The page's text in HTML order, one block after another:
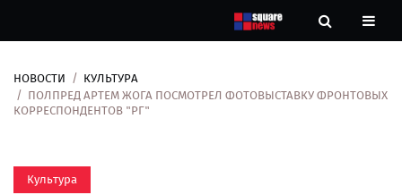
Новости
Контакты
НОВОСТИ
КУЛЬТУРА
ПОЛПРЕД АРТЕМ ЖОГА ПОСМОТРЕЛ ФОТОВЫСТАВКУ ФРОНТОВЫХ
КОРРЕСПОНДЕНТОВ "РГ"
Культура